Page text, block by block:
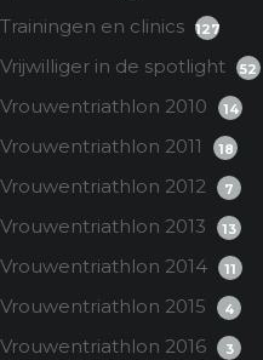
Trainingen en clinics 127
Vrijwilliger in de spotlight 52
Vrouwentriathlon 2010 14
Vrouwentriathlon 2011 18
Vrouwentriathlon 2012 7
Vrouwentriathlon 2013 13
Vrouwentriathlon 2014 11
Vrouwentriathlon 2015 4
Vrouwentriathlon 2016 3